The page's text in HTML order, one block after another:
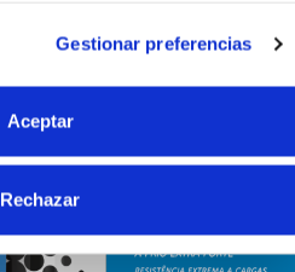
Gestionar preferencias
Aceptar
Rechazar